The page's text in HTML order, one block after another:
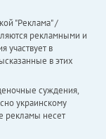
"Реклама" /
рекламными и
участвует в
в этих
суждения,
украинскому
рекламы несет